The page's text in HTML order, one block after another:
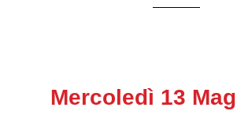
Mercoledì 13